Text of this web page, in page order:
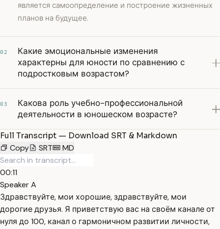
является самоопределение и построение жизненных
планов на будущее.
02
Какие эмоциональные изменения
характерны для юности по сравнению с
подростковым возрастом?
03
Какова роль учебно-профессиональной
деятельности в юношеском возрасте?
Full Transcript — Download SRT & Markdown
Copy
SRT MD
00:11
Speaker A
Здравствуйте, мои хорошие, здравствуйте, мои
дорогие друзья. Я приветствую вас на своём канале от
нуля до 100, канал о гармоничном развитии личности,